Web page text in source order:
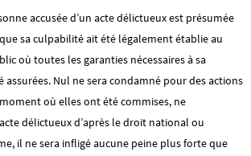
accusée d’un acte délictueux est présumée
sa culpabilité ait été légalement établie au
où toutes les garanties nécessaires à sa
Nul ne sera condamné pour des actions
où elles ont été commises, ne
délictueux d’après le droit national ou
il ne sera infligé aucune peine plus forte que